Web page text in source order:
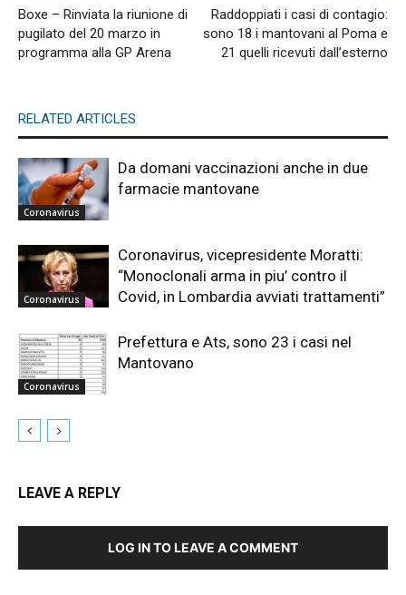
Boxe – Rinviata la riunione di
pugilato del 20 marzo in
programma alla GP Arena
Raddoppiati i casi di contagio:
sono 18 i mantovani al Poma e
21 quelli ricevuti dall’esterno
RELATED ARTICLES
Coronavirus
Da domani vaccinazioni anche in due
farmacie mantovane
Coronavirus
Coronavirus, vicepresidente Moratti:
“Monoclonali arma in piu’ contro il
Covid, in Lombardia avviati trattamenti”
Coronavirus
Prefettura e Ats, sono 23 i casi nel
Mantovano
LEAVE A REPLY
LOG IN TO LEAVE A COMMENT